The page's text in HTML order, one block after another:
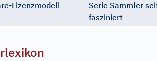
Lizenzmodell
Serie Sammler
fasziniert